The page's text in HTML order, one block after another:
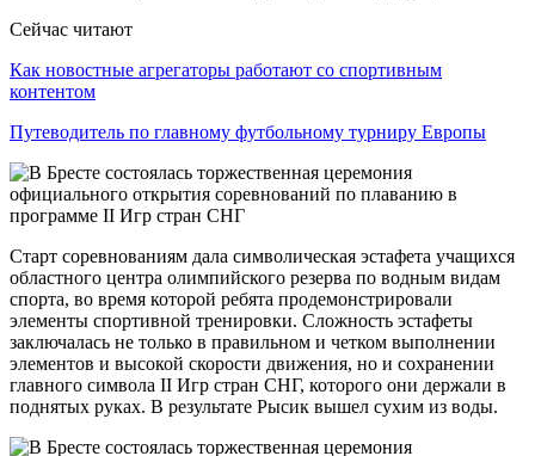
Сейчас читают
Как новостные агрегаторы работают со спортивным
контентом
Путеводитель по главному футбольному турниру Европы
Старт соревнованиям дала символическая эстафета учащихся
областного центра олимпийского резерва по водным видам
спорта, во время которой ребята продемонстрировали
элементы спортивной тренировки. Сложность эстафеты
заключалась не только в правильном и четком выполнении
элементов и высокой скорости движения, но и сохранении
главного символа II Игр стран СНГ, которого они держали в
поднятых руках. В результате Рысик вышел сухим из воды.